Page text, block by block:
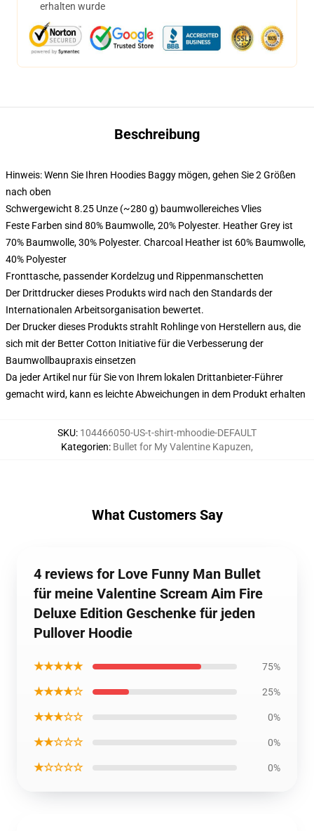
erhalten wurde
Beschreibung
Hinweis: Wenn Sie Ihren Hoodies Baggy mögen, gehen Sie 2 Größen
nach oben
Schwergewicht 8.25 Unze (~280 g) baumwollereiches Vlies
Feste Farben sind 80% Baumwolle, 20% Polyester. Heather Grey ist
70% Baumwolle, 30% Polyester. Charcoal Heather ist 60% Baumwolle,
40% Polyester
Fronttasche, passender Kordelzug und Rippenmanschetten
Der Drittdrucker dieses Produkts wird nach den Standards der
Internationalen Arbeitsorganisation bewertet.
Der Drucker dieses Produkts strahlt Rohlinge von Herstellern aus, die
sich mit der Better Cotton Initiative für die Verbesserung der
Baumwollbaupraxis einsetzen
Da jeder Artikel nur für Sie von Ihrem lokalen Drittanbieter-Führer
gemacht wird, kann es leichte Abweichungen in dem Produkt erhalten
SKU: 104466050-US-t-shirt-mhoodie-DEFAULT
Kategorien: Bullet for My Valentine Kapuzen,
What Customers Say
4 reviews for Love Funny Man Bullet
für meine Valentine Scream Aim Fire
Deluxe Edition Geschenke für jeden
Pullover Hoodie
★★★★★ 75%
★★★★☆ 25%
★★★☆☆ 0%
★★☆☆☆ 0%
★☆☆☆☆ 0%